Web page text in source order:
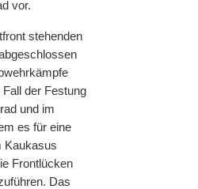
vor.
stehenden
der Festung
und im
es für eine
Kaukasus
Frontlücken
Das